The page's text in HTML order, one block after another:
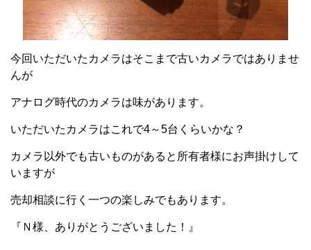
今回いただいたカメラはそこまで古いカメラではありませ
んが
アナログ時代のカメラは味があります。
いただいたカメラはこれで4～5台くらいかな？
カメラ以外でも古いものがあると所有者様にお声掛けして
いますが
売却相談に行く一つの楽しみでもあります。
『Ｎ様、ありがとうございました！』